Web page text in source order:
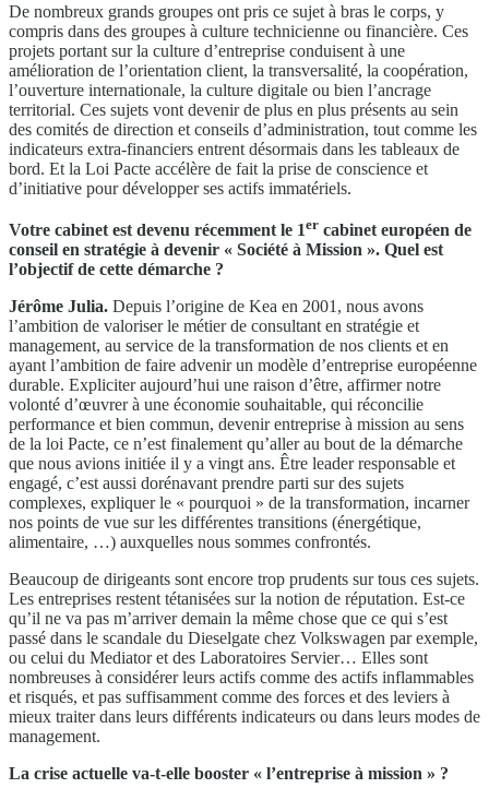
De nombreux grands groupes ont pris ce sujet à bras le corps, y
compris dans des groupes à culture technicienne ou financière. Ces
projets portant sur la culture d’entreprise conduisent à une
amélioration de l’orientation client, la transversalité, la coopération,
l’ouverture internationale, la culture digitale ou bien l’ancrage
territorial. Ces sujets vont devenir de plus en plus présents au sein
des comités de direction et conseils d’administration, tout comme les
indicateurs extra-financiers entrent désormais dans les tableaux de
bord. Et la Loi Pacte accélère de fait la prise de conscience et
d’initiative pour développer ses actifs immatériels.
Votre cabinet est devenu récemment le 1er cabinet européen de
conseil en stratégie à devenir « Société à Mission ». Quel est
l’objectif de cette démarche ?
Jérôme Julia. Depuis l’origine de Kea en 2001, nous avons
l’ambition de valoriser le métier de consultant en stratégie et
management, au service de la transformation de nos clients et en
ayant l’ambition de faire advenir un modèle d’entreprise européenne
durable. Expliciter aujourd’hui une raison d’être, affirmer notre
volonté d’œuvrer à une économie souhaitable, qui réconcilie
performance et bien commun, devenir entreprise à mission au sens
de la loi Pacte, ce n’est finalement qu’aller au bout de la démarche
que nous avions initiée il y a vingt ans. Être leader responsable et
engagé, c’est aussi dorénavant prendre parti sur des sujets
complexes, expliquer le « pourquoi » de la transformation, incarner
nos points de vue sur les différentes transitions (énergétique,
alimentaire, …) auxquelles nous sommes confrontés.
Beaucoup de dirigeants sont encore trop prudents sur tous ces sujets.
Les entreprises restent tétanisées sur la notion de réputation. Est-ce
qu’il ne va pas m’arriver demain la même chose que ce qui s’est
passé dans le scandale du Dieselgate chez Volkswagen par exemple,
ou celui du Mediator et des Laboratoires Servier… Elles sont
nombreuses à considérer leurs actifs comme des actifs inflammables
et risqués, et pas suffisamment comme des forces et des leviers à
mieux traiter dans leurs différents indicateurs ou dans leurs modes de
management.
La crise actuelle va-t-elle booster « l’entreprise à mission » ?